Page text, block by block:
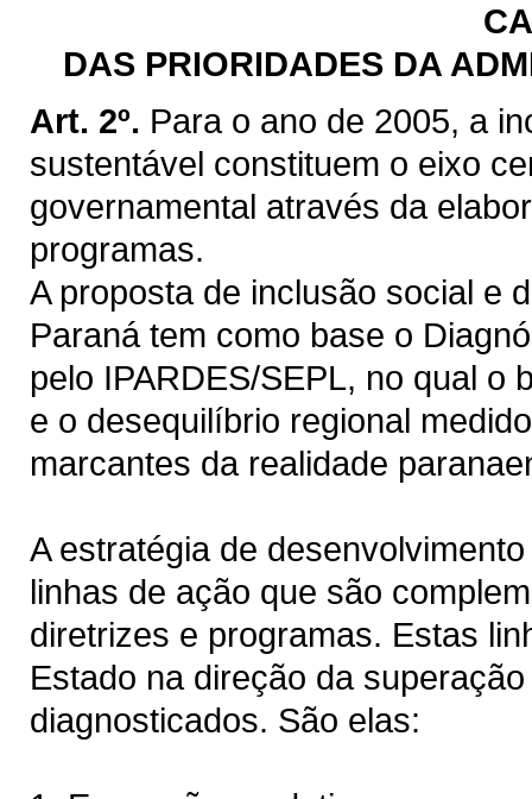
DAS PRIORIDADES DA
Art. 2º. Para o ano de 2005, a
sustentável constituem o eixo
governamental através da
programas.
A proposta de inclusão social e
Paraná tem como base o
pelo IPARDES/SEPL, no qual o
e o desequilíbrio regional
marcantes da realidade
A estratégia de
linhas de ação que são
diretrizes e programas. Estas
Estado na direção da
diagnosticados. São elas: